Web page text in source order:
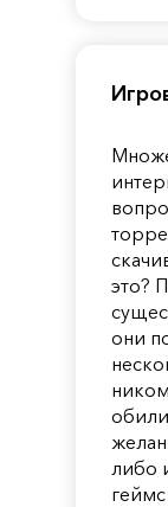
это?
они
либо